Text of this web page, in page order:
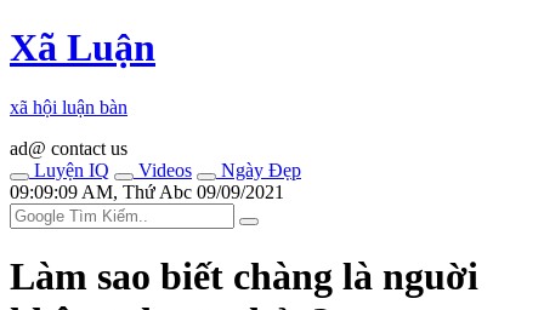
Xã Luận
xã hội luận bàn
ad@ contact us
Luyện IQ
Videos
Ngày Đẹp
09:09:09 AM, Thứ Abc 09/09/2021
Làm sao biết chàng là nguời